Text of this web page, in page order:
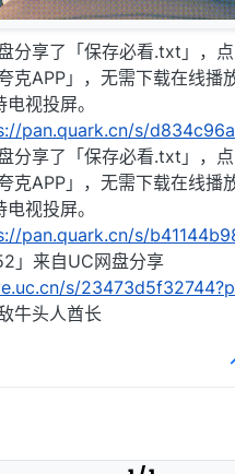
分享了「保存必看.txt」，
克APP」，无需下载在线播
视投屏。
pan.quark.cn/s/
分享了「保存必看.txt」，
克APP」，无需下载在线播
视投屏。
pan.quark.cn/s/
」来自UC网盘分享
s/
牛头人酋长